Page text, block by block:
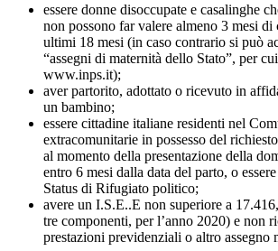
essere donne disoccupate e casalinghe
non possono far valere almeno 3 mesi
ultimi 18 mesi (in caso contrario si può
“assegni di maternità dello Stato”, per
www.inps.it);
aver partorito, adottato o ricevuto in
un bambino;
essere cittadine italiane residenti nel
extracomunitarie in possesso del
al momento della presentazione della
entro 6 mesi dalla data del parto, o
Status di Rifugiato politico;
avere un I.S.E..E non superiore a
tre componenti, per l’anno 2020) e non
prestazioni previdenziali o altro assegno